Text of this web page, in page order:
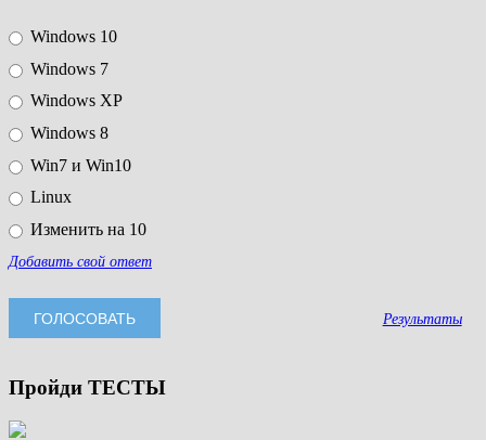
Windows 10
Windows 7
Windows XP
Windows 8
Win7 и Win10
Linux
Изменить на 10
Добавить свой ответ
Результаты
Пройди ТЕСТЫ